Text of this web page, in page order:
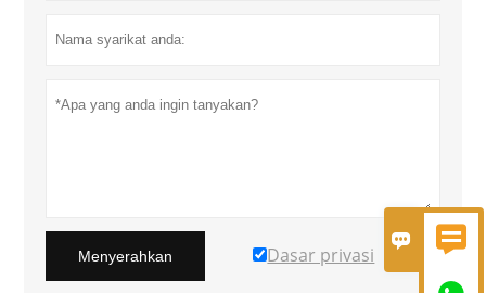
 
Menyerahkan Dasar privasi